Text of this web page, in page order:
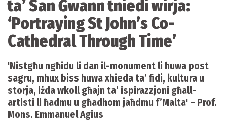
ta’ San Ġwann tniedi wirja:
‘Portraying St John’s Co-
Cathedral Through Time’
'Nistgħu ngħidu li dan il-monument li huwa post
sagru, mhux biss huwa xhieda ta’ fidi, kultura u
storja, iżda wkoll għajn ta’ ispirazzjoni għall-
artisti li ħadmu u għadhom jaħdmu f’Malta' – Prof.
Mons. Emmanuel Agius